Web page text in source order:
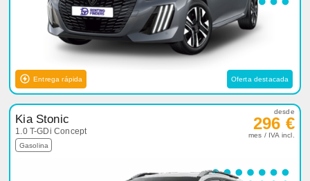
Entrega rápida Oferta destacada
Kia Stonic
1.0 T-GDi Concept
Gasolina
desde
296 €
mes / IVA incl.